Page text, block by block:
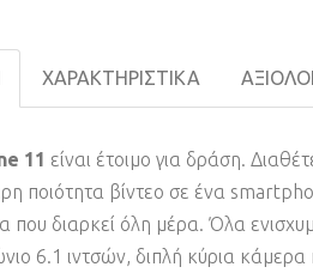
ΧΑΡΑΚΤΗΡΙΣΤΙΚΆ
11 είναι έτοιμο για δράση.
ποιότητα βίντεο σε ένα
που διαρκεί όλη μέρα. Όλα
6.1 ιντσών, διπλή κύρια